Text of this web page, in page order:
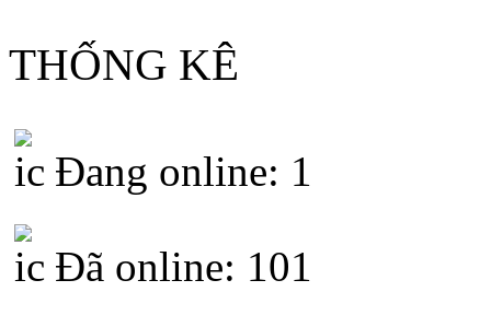
THỐNG KÊ
Đang online: 1
Đã online: 101